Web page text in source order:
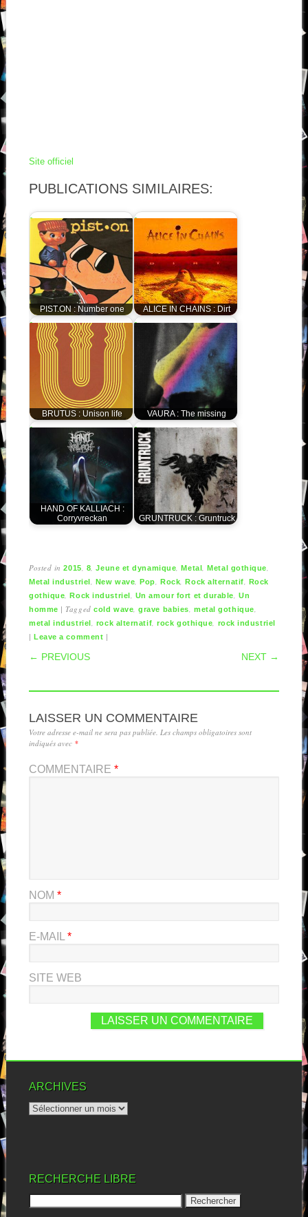
Site officiel
PUBLICATIONS SIMILAIRES:
PIST.ON : Number one ALICE IN CHAINS : Dirt
BRUTUS : Unison life VAURA : The missing
HAND OF KALLIACH :
Corryvreckan
GRUNTRUCK : Gruntruck
Posted in2015, 8,Jeune et dynamique,Metal,Metal gothique,
Metal industriel, New wave,Pop,Rock,Rock alternatif, Rock
gothique,Rock industriel, Un amour fort et durable,Un
homme |Taggedcold wave,grave babies,metal gothique,
metal industriel, rock alternatif,rock gothique, rock industriel
|Leave a comment |
POST NAVIGATION
← PREVIOUS NEXT →
LAISSER UN COMMENTAIRE
Votre adresse e-mail ne sera pas publiée. Les champs obligatoires sont
indiqués avec *
COMMENTAIRE *
NOM *
E-MAIL *
SITE WEB
ARCHIVES
RECHERCHE LIBRE